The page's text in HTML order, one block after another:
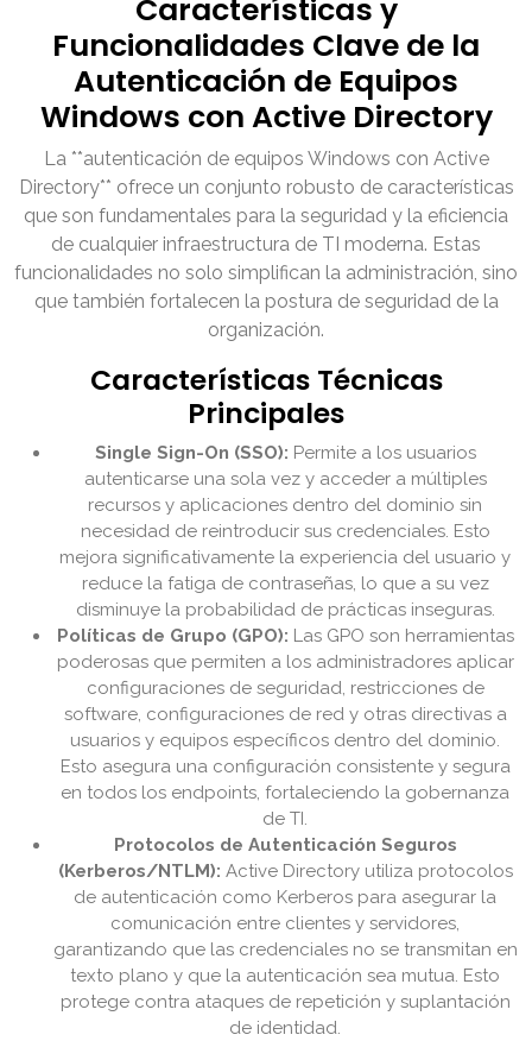
Características y
Funcionalidades Clave de la
Autenticación de Equipos
Windows con Active Directory
La **autenticación de equipos Windows con Active
Directory** ofrece un conjunto robusto de características
que son fundamentales para la seguridad y la eficiencia
de cualquier infraestructura de TI moderna. Estas
funcionalidades no solo simplifican la administración, sino
que también fortalecen la postura de seguridad de la
organización.
Características Técnicas
Principales
Single Sign-On (SSO): Permite a los usuarios
autenticarse una sola vez y acceder a múltiples
recursos y aplicaciones dentro del dominio sin
necesidad de reintroducir sus credenciales. Esto
mejora significativamente la experiencia del usuario y
reduce la fatiga de contraseñas, lo que a su vez
disminuye la probabilidad de prácticas inseguras.
Políticas de Grupo (GPO): Las GPO son herramientas
poderosas que permiten a los administradores aplicar
configuraciones de seguridad, restricciones de
software, configuraciones de red y otras directivas a
usuarios y equipos específicos dentro del dominio.
Esto asegura una configuración consistente y segura
en todos los endpoints, fortaleciendo la gobernanza
de TI.
Protocolos de Autenticación Seguros
(Kerberos/NTLM): Active Directory utiliza protocolos
de autenticación como Kerberos para asegurar la
comunicación entre clientes y servidores,
garantizando que las credenciales no se transmitan en
texto plano y que la autenticación sea mutua. Esto
protege contra ataques de repetición y suplantación
de identidad.